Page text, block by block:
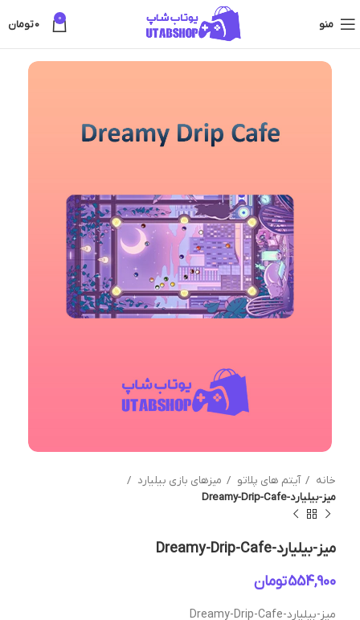
منو 0
0تومان
خانه آیتم های پلاتو
میزهای بازی بیلیارد
میز-بیلیارد-Dreamy-Drip-Cafe
میز-بیلیارد-Dreamy-Drip-Cafe
تومان
میز-بیلیارد-Dreamy-Drip-Cafe